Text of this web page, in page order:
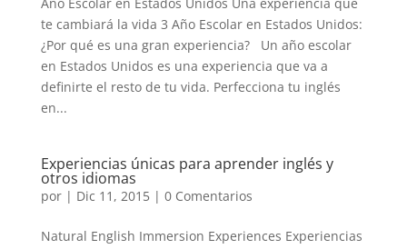
te cambiará la vida 3 Año Escolar en Estados Unidos:
¿Por qué es una gran experiencia? Un año escolar
en Estados Unidos es una experiencia que va a
definirte el resto de tu vida. Perfecciona tu inglés
en...
Experiencias únicas para aprender inglés y
otros idiomas
por | Dic 11, 2015| 0 Comentarios
Natural English Immersion Experiences Experiencias